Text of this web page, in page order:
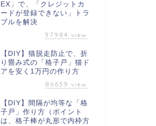
EX」で、「クレジットカ
ードが登録できない」トラ
ブルを解決
97984 view
【DIY】猫脱走防止で、折
り畳み式の「格子戸」猫ド
アを安く1万円の作り方
86639 view
【DIY】間隔が均等な「格
子戸」作り方（ポイント
は、格子棒が丸形で内枠方